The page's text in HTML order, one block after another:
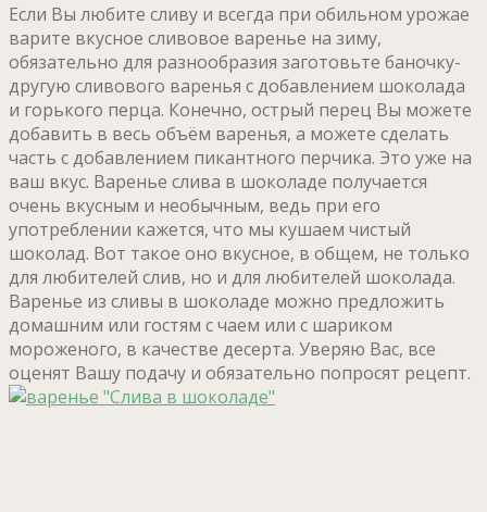
Если Вы любите сливу и всегда при обильном урожае
варите вкусное сливовое варенье на зиму,
обязательно для разнообразия заготовьте баночку-
другую сливового варенья с добавлением шоколада
и горького перца. Конечно, острый перец Вы можете
добавить в весь объём варенья, а можете сделать
часть с добавлением пикантного перчика. Это уже на
ваш вкус. Варенье слива в шоколаде получается
очень вкусным и необычным, ведь при его
употреблении кажется, что мы кушаем чистый
шоколад. Вот такое оно вкусное, в общем, не только
для любителей слив, но и для любителей шоколада.
Варенье из сливы в шоколаде можно предложить
домашним или гостям с чаем или с шариком
мороженого, в качестве десерта. Уверяю Вас, все
оценят Вашу подачу и обязательно попросят рецепт.